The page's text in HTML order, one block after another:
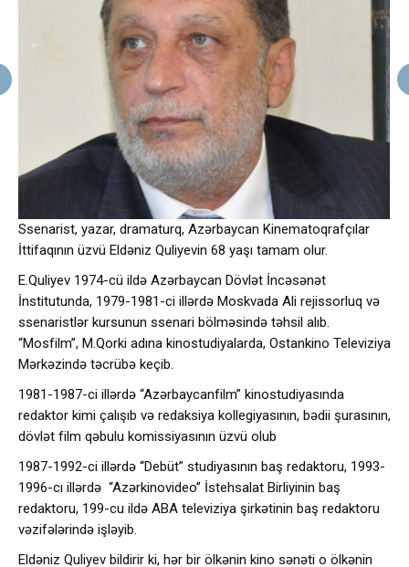
Ssenarist, yazar, dramaturq, Azərbaycan Kinematoqrafçılar
İttifaqının üzvü Eldəniz Quliyevin 68 yaşı tamam olur.
E.Quliyev 1974-cü ildə Azərbaycan Dövlət İncəsənət
İnstitutunda, 1979-1981-ci illərdə Moskvada Ali rejissorluq və
ssenaristlər kursunun ssenari bölməsində təhsil alıb.
“Mosfilm”, M.Qorki adına kinostudiyalarda, Ostankino Televiziya
Mərkəzində təcrübə keçib.
1981-1987-ci illərdə “Azərbaycanfilm” kinostudiyasında
redaktor kimi çalışıb və redaksiya kollegiyasının, bədii şurasının,
dövlət film qəbulu komissiyasının üzvü olub
1987-1992-ci illərdə “Debüt” studiyasının baş redaktoru, 1993-
1996-cı illərdə “Azərkinovideo” İstehsalat Birliyinin baş
redaktoru, 199-cu ildə ABA televiziya şirkətinin baş redaktoru
vəzifələrində işləyib.
Eldəniz Quliyev bildirir ki, hər bir ölkənin kino sənəti o ölkənin